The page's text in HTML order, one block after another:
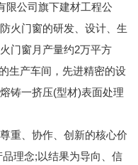
限公司旗下建材工程公
火门窗的研发、设计、生
门窗月产量约2万平方
产车间，先进精密的设
铸一挤压(型材)表面处理
重、协作、创新的核心价
理念;以结果为导向、信